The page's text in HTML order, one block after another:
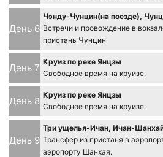
День 6
Чэнду-Чунцин(на поезде),
Встречи и провождение в
пристань Чунцин
День 7
Круиз по реке Янцзы
Свободное время на круизе.
День 8
Круиз по реке Янцзы
Свободное время на круизе.
День 9
Три ущелья-Ичан, Ичан-
Трансфер из пристаня в
аэропорту Шанхая.